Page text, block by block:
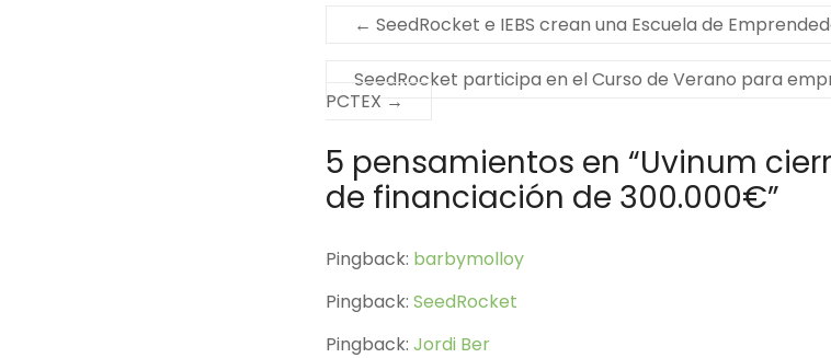
← SeedRocket e IEBS crean una Escuela de
SeedRocket participa en el Curso de Verano para
PCTEX →
5 pensamientos en “Uvinum
de financiación de 300.000€”
Pingback: barbymolloy
Pingback: SeedRocket
Pingback: Jordi Ber